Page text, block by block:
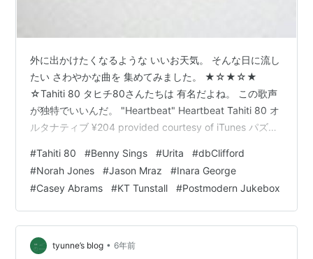
外に出かけたくなるような いいお天気。 そんな日に流し
たい さわやかな曲を 集めてみました。 ★☆★☆★
☆Tahiti 80 タヒチ80さんたちは 有名だよね。 この歌声
が独特でいいんだ。 "Heartbeat" Heartbeat Tahiti 80 オ
ルタナティブ ¥204 provided courtesy of iTunes パズル
ヒチ80 ]価格: 2367 円楽天で詳細を見る ☆Benny
SingsFeat. Urita 純度の高いポップスを 作ることに定評
のある ベニー・シングス氏。 なつかしいのに新しい ベ
ニーの世…
#Tahiti 80 #Benny Sings #Urita #dbClifford
#Norah Jones #Jason Mraz #Inara George
#Casey Abrams #KT Tunstall #Postmodern Jukebox
tyunne’s blog • 6年前